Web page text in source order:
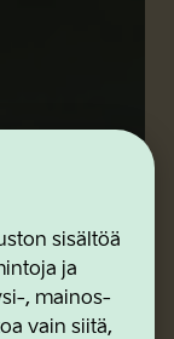
sisältöä
ja
, mainos-
vain siitä,